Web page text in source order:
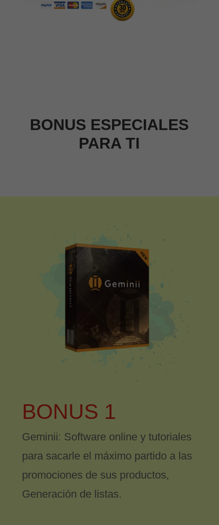
BONUS ESPECIALES
PARA TI
BONUS 1
Geminii: Software online y tutoriales
para sacarle el máximo partido a las
promociones de sus productos,
Generación de listas.